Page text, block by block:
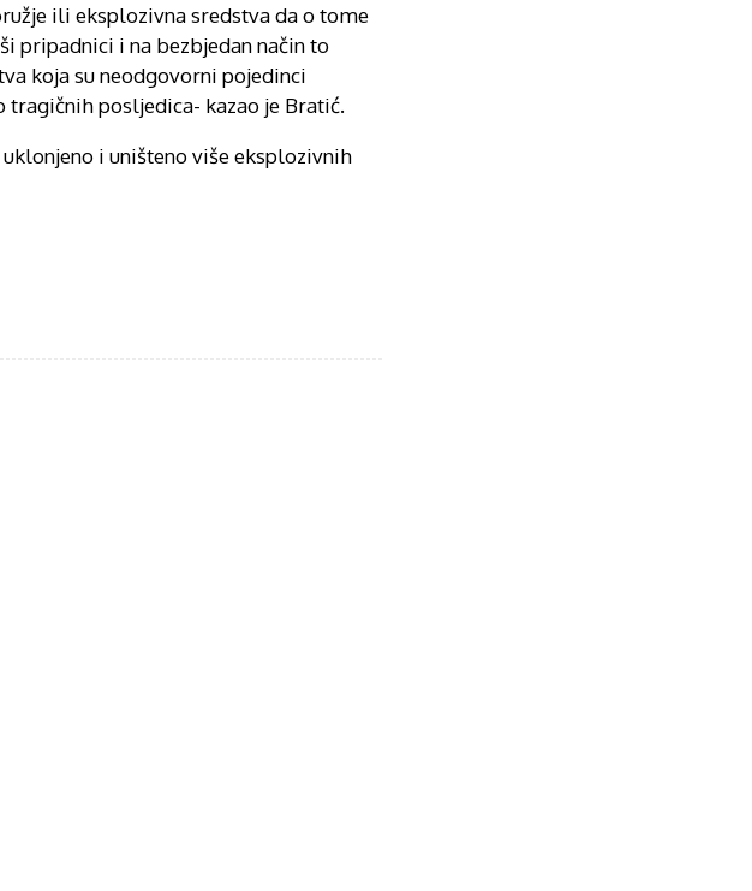
ili eksplozivna sredstva da o tome
pripadnici i na bezbjedan način to
koja su neodgovorni pojedinci
tragičnih posljedica- kazao je Bratić.
i uništeno više eksplozivnih